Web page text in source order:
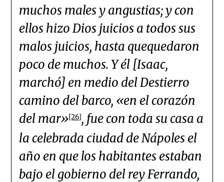
muchos males y angustias; y con
ellos hizo Dios juicios a todos sus
malos juicios, hasta quequedaron
poco de muchos. Y él [Isaac,
marchó] en medio del Destierro
camino del barco, «en el corazón
del mar»[26], fue con toda su casa a
la celebrada ciudad de Nápoles el
año en que los habitantes estaban
bajo el gobierno del rey Ferrando,